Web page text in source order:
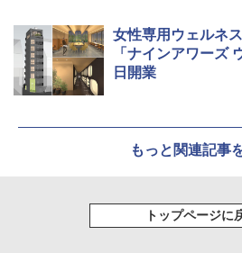
女性専用ウェルネ
「ナインアワーズ
日開業
もっと関連記事
トップページに